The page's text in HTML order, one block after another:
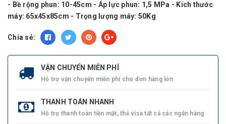
- Bề rộng phun: 10-45cm - Áp lực phun: 1,5 MPa - Kích thước
máy: 65x45x85cm - Trọng lượng máy: 50Kg
Chia sẻ:
VẬN CHUYỂN MIỄN PHÍ
Hỗ trợ vận chuyển miễn phí cho đơn hàng lớn
THANH TOÁN NHANH
Hỗ trợ thanh toán tiền mặt, thẻ visa tất cả các ngân hàng